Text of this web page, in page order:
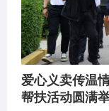
爱心义卖传温
帮扶活动圆满